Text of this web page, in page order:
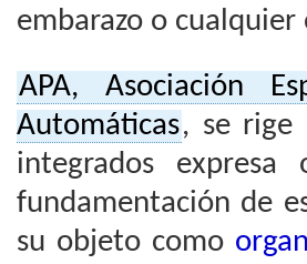
embarazo o
APA, Asociación
Automáticas, se rige
integrados
fundamentación de
su objeto como